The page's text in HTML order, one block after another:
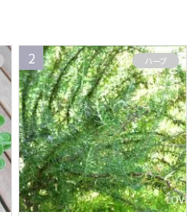
ハーブ